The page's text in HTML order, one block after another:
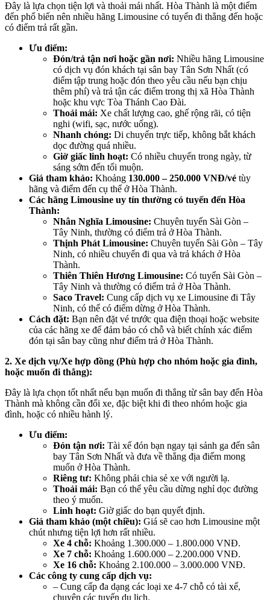
Đây là lựa chọn tiện lợi và thoải mái nhất. Hòa Thành là một điểm
đến phổ biến nên nhiều hãng Limousine có tuyến đi thẳng đến hoặc
có điểm trả rất gần.
Ưu điểm:
Đón/trả tận nơi hoặc gần nơi: Nhiều hãng Limousine
có dịch vụ đón khách tại sân bay Tân Sơn Nhất (có
điểm tập trung hoặc đón theo yêu cầu nếu bạn chịu
thêm phí) và trả tận các điểm trong thị xã Hòa Thành
hoặc khu vực Tòa Thánh Cao Đài.
Thoải mái: Xe chất lượng cao, ghế rộng rãi, có tiện
nghi (wifi, sạc, nước uống).
Nhanh chóng: Di chuyển trực tiếp, không bắt khách
dọc đường quá nhiều.
Giờ giấc linh hoạt: Có nhiều chuyến trong ngày, từ
sáng sớm đến tối muộn.
Giá tham khảo: Khoảng 130.000 – 250.000 VNĐ/vé tùy
hãng và điểm đến cụ thể ở Hòa Thành.
Các hãng Limousine uy tín thường có tuyến đến Hòa
Thành:
Nhân Nghĩa Limousine: Chuyên tuyến Sài Gòn –
Tây Ninh, thường có điểm trả ở Hòa Thành.
Thịnh Phát Limousine: Chuyên tuyến Sài Gòn – Tây
Ninh, có nhiều chuyến đi qua và trả khách ở Hòa
Thành.
Thiên Thiên Hương Limousine: Có tuyến Sài Gòn –
Tây Ninh và thường có điểm trả ở Hòa Thành.
Saco Travel: Cung cấp dịch vụ xe Limousine đi Tây
Ninh, có thể có điểm dừng ở Hòa Thành.
Cách đặt: Bạn nên đặt vé trước qua điện thoại hoặc website
của các hãng xe để đảm bảo có chỗ và biết chính xác điểm
đón tại sân bay cũng như điểm trả ở Hòa Thành.
2. Xe dịch vụ/Xe hợp đồng (Phù hợp cho nhóm hoặc gia đình,
hoặc muốn đi thẳng):
Đây là lựa chọn tốt nhất nếu bạn muốn đi thẳng từ sân bay đến Hòa
Thành mà không cần đổi xe, đặc biệt khi đi theo nhóm hoặc gia
đình, hoặc có nhiều hành lý.
Ưu điểm:
Đón tận nơi: Tài xế đón bạn ngay tại sảnh ga đến sân
bay Tân Sơn Nhất và đưa về thẳng địa điểm mong
muốn ở Hòa Thành.
Riêng tư: Không phải chia sẻ xe với người lạ.
Thoải mái: Bạn có thể yêu cầu dừng nghỉ dọc đường
theo ý muốn.
Linh hoạt: Giờ giấc do bạn quyết định.
Giá tham khảo (một chiều): Giá sẽ cao hơn Limousine một
chút nhưng tiện lợi hơn rất nhiều.
Xe 4 chỗ: Khoảng 1.300.000 – 1.800.000 VNĐ.
Xe 7 chỗ: Khoảng 1.600.000 – 2.200.000 VNĐ.
Xe 16 chỗ: Khoảng 2.100.000 – 3.000.000 VNĐ.
Các công ty cung cấp dịch vụ:
– Cung cấp đa dạng các loại xe 4-7 chỗ có tài xế,
chuyên các tuyến du lịch.